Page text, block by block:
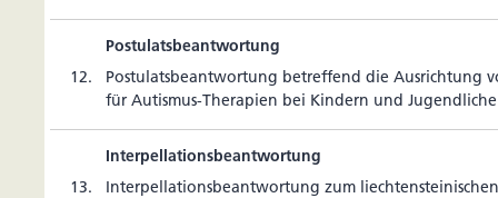
Postulatsbeantwortung
12.
Postu­lats­be­ant­wor­tung betref­fend die Aus­rich­tung
für Autismus-The­ra­pien bei Kin­dern und
Interpellationsbeantwortung
13.
Inter­pel­la­ti­ons­be­ant­wor­tung zum